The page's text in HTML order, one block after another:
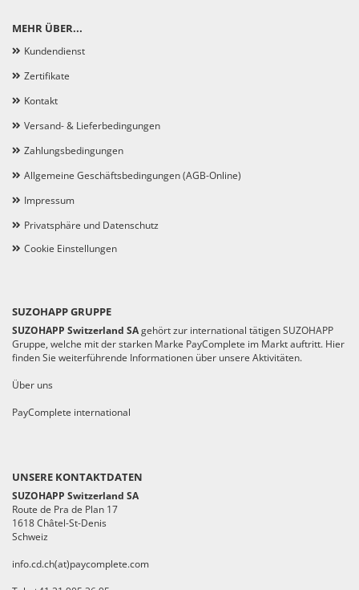
MEHR ÜBER...
Kundendienst
Zertifikate
Kontakt
Versand- & Lieferbedingungen
Zahlungsbedingungen
Allgemeine Geschäftsbedingungen (AGB-Online)
Impressum
Privatsphäre und Datenschutz
Cookie Einstellungen
SUZOHAPP GRUPPE
SUZOHAPP Switzerland SAgehört zur international tätigen SUZOHAPP
Gruppe, welche mit der starken Marke PayComplete im Markt auftritt. Hier
finden Sie weiterführende Informationen über unsere Aktivitäten.
Über uns
PayComplete international
UNSERE KONTAKTDATEN
SUZOHAPP Switzerland SA
Route de Pra de Plan 17
1618 Châtel-St-Denis
Schweiz
info.cd.ch(at)paycomplete.com